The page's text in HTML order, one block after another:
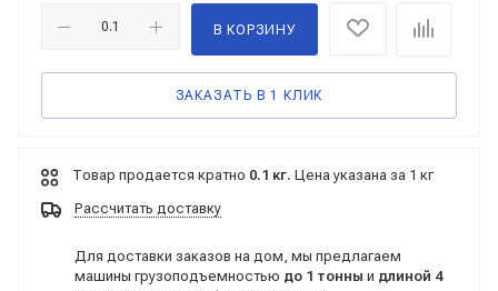
В КОРЗИНУ
ЗАКАЗАТЬ В 1 КЛИК
Товар продается кратно 0.1 кг. Цена указана за 1 кг
Рассчитать доставку
Для доставки заказов на дом, мы предлагаем
машины грузоподъемностью до 1 тонны и длиной 4